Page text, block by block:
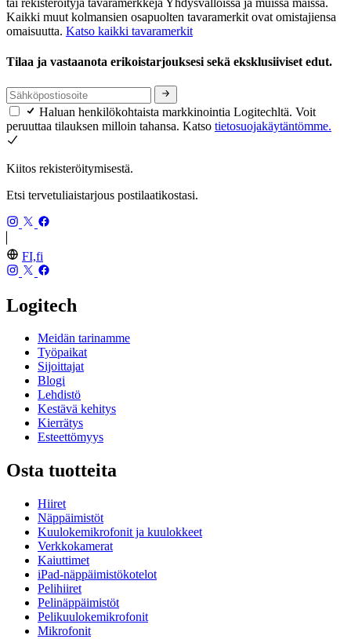
Kaikki muut kolmansien osapuolten tavaramerkit ovat omistajiensa
omaisuutta. Katso kaikki tavaramerkit
Tilaa ja vastaanota erikoistarjouksesi sekä eksklusiiviset edut.
Haluan henkilökohtaista markkinointia Logitechltä. Voit
peruuttaa tilauksen milloin tahansa. Katso tietosuojakäytäntömme.
Kiitos rekisteröitymisestä.
Etsi tervetuliaistarjous postilaatikostasi.
FI,fi
Logitech
Meidän tarinamme
Työpaikat
Sijoittajat
Blogi
Lehdistö
Kestävä kehitys
Kierrätys
Esteettömyys
Osta tuotteita
Hiiret
Näppäimistöt
Kuulokemikrofonit ja kuulokkeet
Verkkokamerat
Kaiuttimet
iPad-näppäimistökotelot
Pelihiiret
Pelinäppäimistöt
Pelikuulokemikrofonit
Mikrofonit